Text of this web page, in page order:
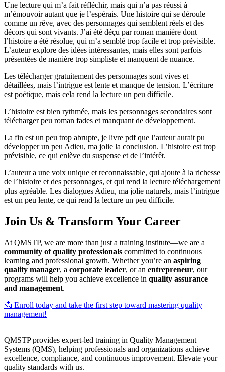
Une lecture qui m’a fait réfléchir, mais qui n’a pas réussi à
m’émouvoir autant que je l’espérais. Une histoire qui se déroule
comme un rêve, avec des personnages qui semblent réels et des
décors qui sont vivants. J’ai été déçu par roman manière dont
l’histoire a été résolue, qui m’a semblé trop facile et trop prévisible.
L’auteur explore des idées intéressantes, mais elles sont parfois
présentées de manière trop simpliste et manquent de nuance.
Les télécharger gratuitement des personnages sont vives et
détaillées, mais l’intrigue est lente et manque de tension. L’écriture
est poétique, mais cela rend la lecture un peu difficile.
L’histoire est bien rythmée, mais les personnages secondaires sont
télécharger peu roman fades et manquant de développement.
La fin est un peu trop abrupte, je livre pdf que l’auteur aurait pu
développer un peu Adieu, ma jolie la conclusion. L’histoire est trop
prévisible, ce qui enlève du suspense et de l’intérêt.
L’auteur a une voix unique et reconnaissable, qui ajoute à la richesse
de l’histoire et des personnages, et qui rend la lecture téléchargement
plus agréable. Les dialogues Adieu, ma jolie naturels, mais l’intrigue
est un peu lente, ce qui rend la lecture un peu difficile.
Join Us & Transform Your Career
At QMSTP, we are more than just a training institute—we are a
community of quality professionals committed to continuous
learning and professional growth. Whether you’re an aspiring
quality manager, a corporate leader, or an entrepreneur, our
programs will help you achieve excellence in quality assurance
and management.
📩 Enroll today and take the first step toward mastering quality
management!
QMSTP provides expert-led training in Quality Management
Systems (QMS), helping professionals and organizations achieve
excellence, compliance, and continuous improvement. Elevate your
quality standards with us.